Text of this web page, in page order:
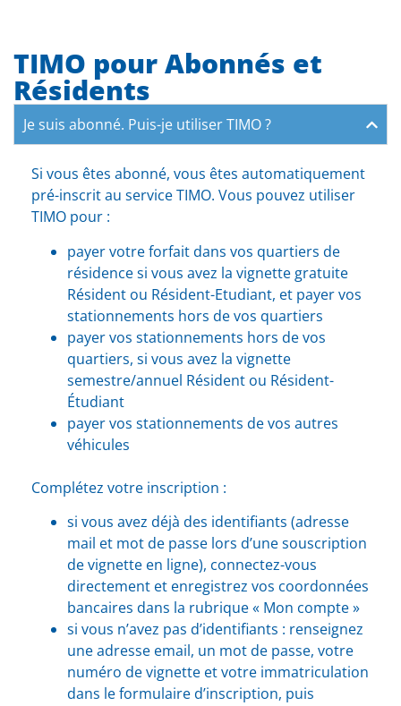
TIMO pour Abonnés et
Résidents
Je suis abonné. Puis-je utiliser TIMO ?
Si vous êtes abonné, vous êtes automatiquement
pré-inscrit au service TIMO. Vous pouvez utiliser
TIMO pour :
payer votre forfait dans vos quartiers de
résidence si vous avez la vignette gratuite
Résident ou Résident-Etudiant, et payer vos
stationnements hors de vos quartiers
payer vos stationnements hors de vos
quartiers, si vous avez la vignette
semestre/annuel Résident ou Résident-
Étudiant
payer vos stationnements de vos autres
véhicules
Complétez votre inscription :
si vous avez déjà des identifiants (adresse
mail et mot de passe lors d’une souscription
de vignette en ligne), connectez-vous
directement et enregistrez vos coordonnées
bancaires dans la rubrique « Mon compte »
si vous n’avez pas d’identifiants : renseignez
une adresse email, un mot de passe, votre
numéro de vignette et votre immatriculation
dans le formulaire d’inscription, puis